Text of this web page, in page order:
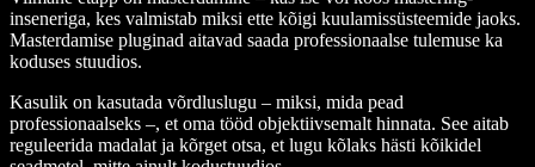
inseneriga, kes valmistab miksi ette kõigi kuulamissüsteemide jaoks.
Masterdamise pluginad aitavad saada professionaalse tulemuse ka
koduses stuudios.
Kasulik on kasutada võrdluslugu – miksi, mida pead
professionaalseks –, et oma tööd objektiivsemalt hinnata. See aitab
reguleerida madalat ja kõrget otsa, et lugu kõlaks hästi kõikidel